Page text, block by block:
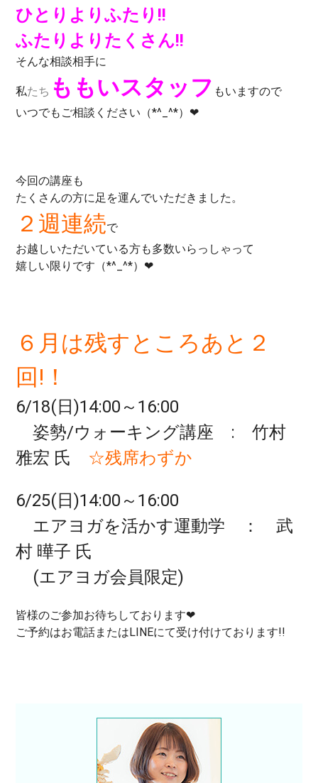
ひとりよりふたり!!
ふたりよりたくさん!!
そんな相談相手に
私たち ももいスタッフ もいますので
いつでもご相談ください（*^_^*）❤
今回の講座も
たくさんの方に足を運んでいただきました。
２週連続で
お越しいただいている方も多数いらっしゃって
嬉しい限りです（*^_^*）❤
６月は残すところあと２
回!！
6/18(日)14:00～16:00
姿勢/ウォーキング講座 : 竹村
雅宏 氏 ☆残席わずか
6/25(日)14:00～16:00
エアヨガを活かす運動学 ： 武
村 曄子 氏
(エアヨガ会員限定)
皆様のご参加お待ちしております❤
ご予約はお電話またはLINEにて受け付けております!!